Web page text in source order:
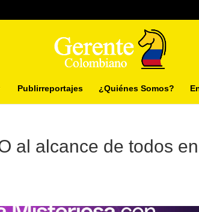
Publirreportajes ¿Quiénes Somos?
al alcance de todos en